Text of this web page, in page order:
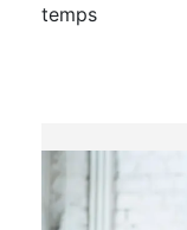
temps